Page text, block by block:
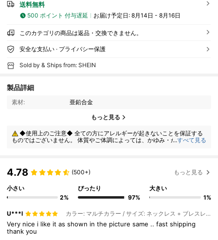
送料無料
500 ポイント 付与遅延 お届け予定日: 8月14日 - 8月16日
このカテゴリの商品は返品・交換できません。
安全な支払い · プライバシー保護
Sold by & Ships from: SHEIN
製品詳細
素材: 亜鉛合金
もっと見る
◆使用上のご注意◆ 全ての方にアレルギーが起きないことを保証する
ものではございません。 体質やご体調によっては、かゆみ・かぶれが生じ
...すべて見る
4.78 (500+) もっと見る
小さい
2%
ぴったり
97%
大きい
1%
U***l カラー: マルチカラー / サイズ: ネックレス + ブレスレット + リング + イヤリングセット
Very nice i like itasshown inthe picturesame ..fastshipping
thankyou